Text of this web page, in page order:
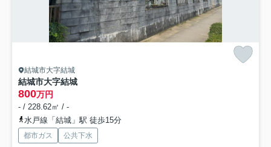
結城市大字結城
結城市大字結城
800万円
- / 228.62㎡ / -
水戸線「結城」駅 徒歩15分
都市ガス 公共下水